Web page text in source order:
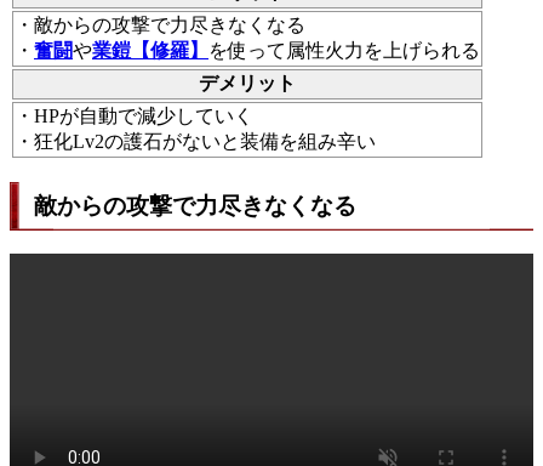
・敵からの攻撃で力尽きなくなる
・ 奮闘や業鎧【修羅】
を使って属性火力を上げられる
デメリット
・HPが自動で減少していく
・狂化Lv2の護石がないと装備を組み辛い
敵からの攻撃で力尽きなくなる